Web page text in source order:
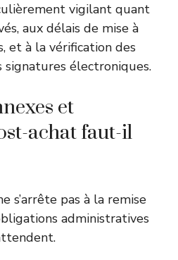
vigilant quant
aux délais de mise à
et à la vérification des
signatures électroniques.
et
achat faut-il
s’arrête pas à la remise
administratives